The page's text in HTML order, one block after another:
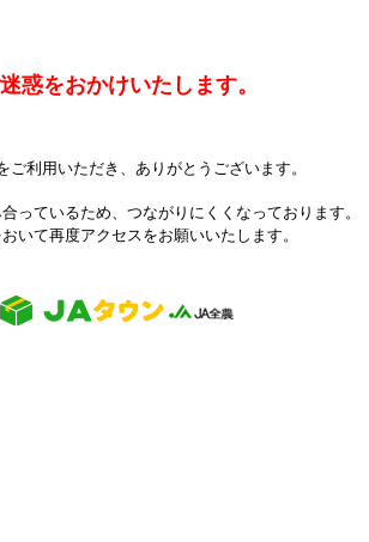
惑をおかけいたします。
ご利用いただき、ありがとうございます。
っているため、つながりにくくなっております。
いて再度アクセスをお願いいたします。